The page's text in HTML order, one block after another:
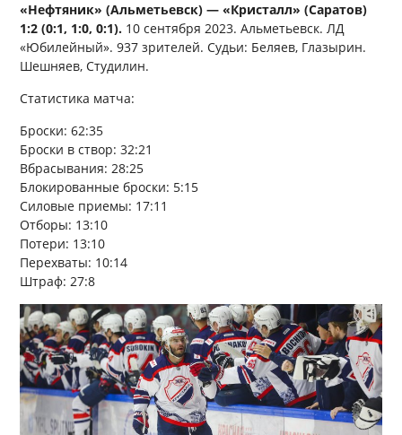
«Нефтяник» (Альметьевск) — «Кристалл» (Саратов)
1:2 (0:1, 1:0, 0:1). 10 сентября 2023. Альметьевск. ЛД
«Юбилейный». 937 зрителей. Судьи: Беляев, Глазырин.
Шешняев, Студилин.
Статистика матча:
Броски: 62:35
Броски в створ: 32:21
Вбрасывания: 28:25
Блокированные броски: 5:15
Силовые приемы: 17:11
Отборы: 13:10
Потери: 13:10
Перехваты: 10:14
Штраф: 27:8